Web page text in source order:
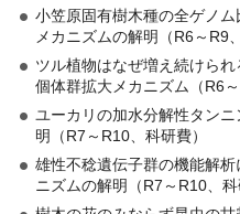
小笠原固有樹木種の全ゲノ
メカニズムの解明（R6～R9
ツル植物はなぜ増え続けら
個体群拡大メカニズム（R6～
ユーカリの加水分解性タン
明（R7～R10、科研費）
雄性不稔遺伝子群の機能解
ニズムの解明（R7～R10、科